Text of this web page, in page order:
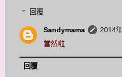
回覆
Sandymama
2014
當然啦
回覆